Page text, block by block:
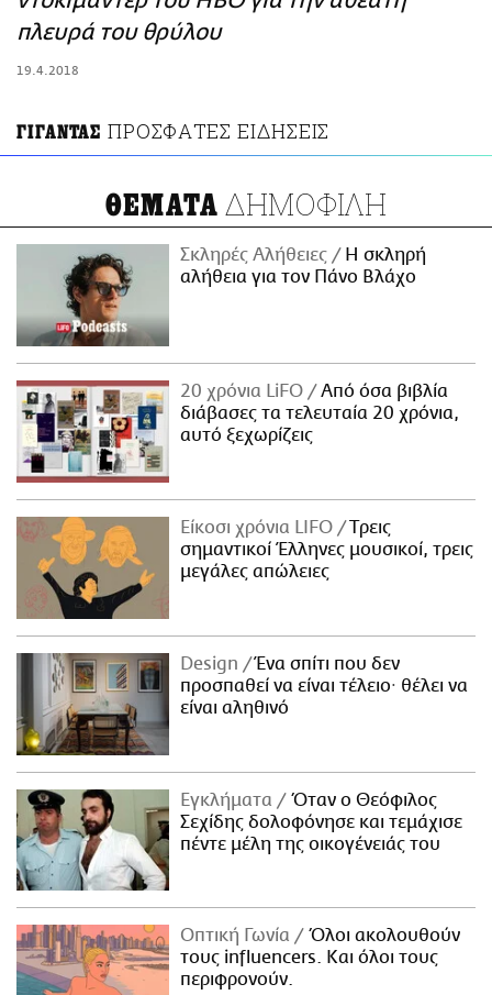
ΑΜΠΑ
πλευρά του θρύλου
19.4.2018
ΓΙΓΑΝΤΑΣ ΠΡΟΣΦΑΤΕΣ ΕΙΔΗΣΕΙΣ
ΘΕΜΑΤΑ ΔΗΜΟΦΙΛΗ
Σκληρές Αλήθειες
H σκληρή
αλήθεια για τον Πάνο Βλάχο
20 χρόνια LiFO
Από όσα βιβλία
διάβασες τα τελευταία 20 χρόνια,
αυτό ξεχωρίζεις
Είκοσι χρόνια LIFO
Tρεις
σημαντικοί Έλληνες μουσικοί, τρεις
μεγάλες απώλειες
Design
Ένα σπίτι που δεν
προσπαθεί να είναι τέλειο· θέλει να
είναι αληθινό
Εγκλήματα
Όταν ο Θεόφιλος
Σεχίδης δολοφόνησε και τεμάχισε
πέντε μέλη της οικογένειάς του
Οπτική Γωνία
Όλοι ακολουθούν
τους influencers. Και όλοι τους
περιφρονούν.